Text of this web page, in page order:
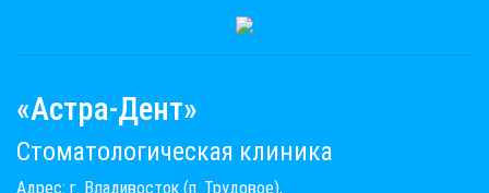
«Астра-Дент»
Стоматологическая клиника
Адрес: г. Владивосток (п. Трудовое),